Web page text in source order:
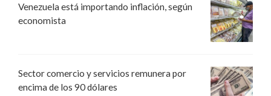
Venezuela está importando inflación, según
economista
Sector comercio y servicios remunera por
encima de los 90 dólares